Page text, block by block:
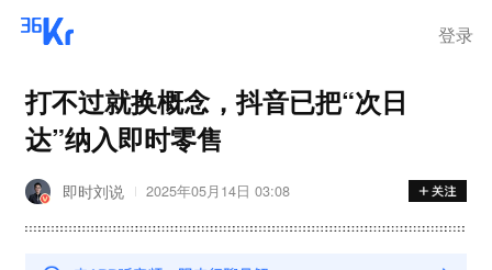
登录
打不过就换概念，抖音已把“次日
达”纳入即时零售
即时刘说 2025年05月14日 03:08